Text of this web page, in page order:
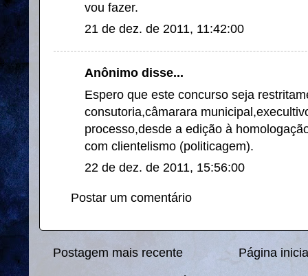
vou fazer.
21 de dez. de 2011, 11:42:00
Anônimo disse...
Espero que este concurso seja
consutoria,câmarara
processo,desde a edição à
com clientelismo (politicagem).
22 de dez. de 2011, 15:56:00
Postar um comentário
Postagem mais recente Página